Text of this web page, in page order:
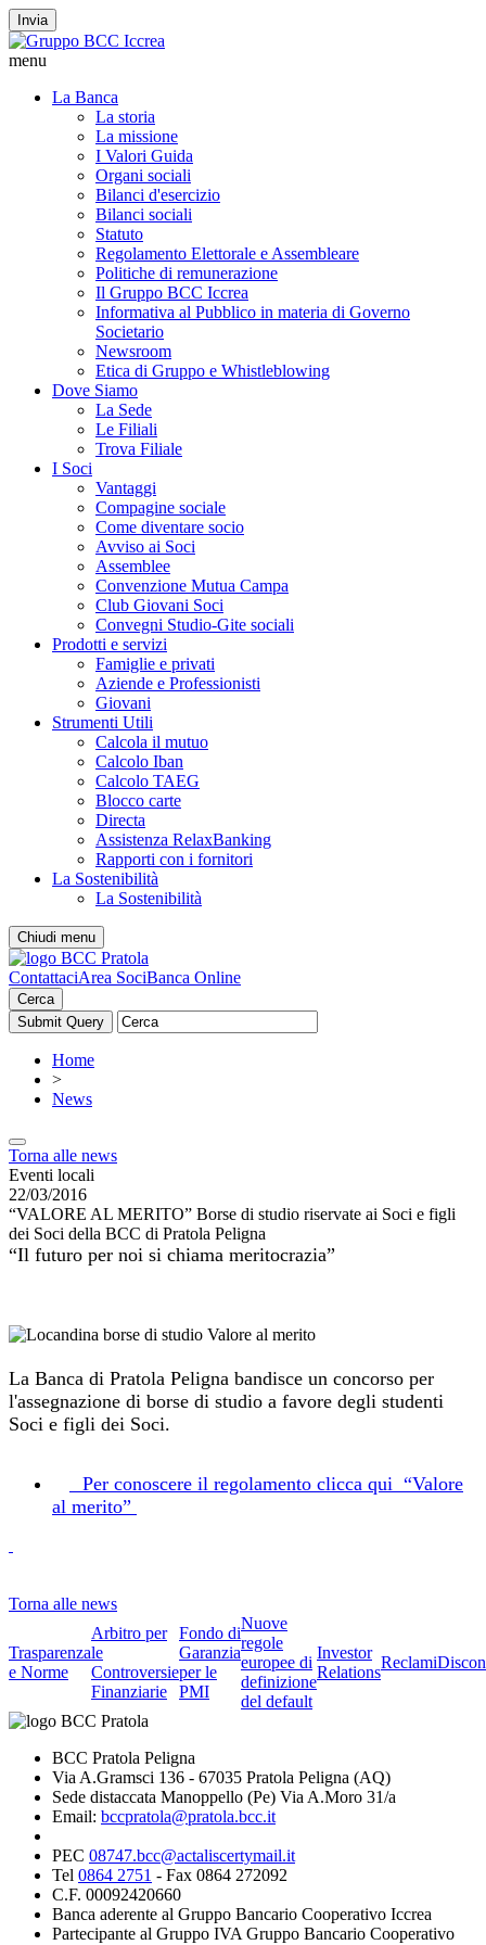
Invia
menu
La Banca
La storia
La missione
I Valori Guida
Organi sociali
Bilanci d'esercizio
Bilanci sociali
Statuto
Regolamento Elettorale e Assembleare
Politiche di remunerazione
Il Gruppo BCC Iccrea
Informativa al Pubblico in materia di Governo
Societario
Newsroom
Etica di Gruppo e Whistleblowing
Dove Siamo
La Sede
Le Filiali
Trova Filiale
I Soci
Vantaggi
Compagine sociale
Come diventare socio
Avviso ai Soci
Assemblee
Convenzione Mutua Campa
Club Giovani Soci
Convegni Studio-Gite sociali
Prodotti e servizi
Famiglie e privati
Aziende e Professionisti
Giovani
Strumenti Utili
Calcola il mutuo
Calcolo Iban
Calcolo TAEG
Blocco carte
Directa
Assistenza RelaxBanking
Rapporti con i fornitori
La Sostenibilità
La Sostenibilità
Chiudi menu
ContattaciArea SociBanca Online
Cerca
Home
>
News
Torna alle news
Eventi locali
22/03/2016
“VALORE AL MERITO” Borse di studio riservate ai Soci e figli
dei Soci della BCC di Pratola Peligna
“Il futuro per noi si chiama meritocrazia”
La Banca di Pratola Peligna bandisce un concorso per
l'assegnazione di borse di studio a favore degli studenti
Soci e figli dei Soci.
Per conoscere il regolamento clicca qui “Valore
al merito”
Torna alle news
Trasparenza
e Norme
Arbitro per
le
Controversie
Finanziarie
Fondo di
Garanzia
per le
PMI
Nuove
regole
europee di
definizione
del default
Investor
Relations
Reclami
BCC Pratola Peligna
Via A.Gramsci 136 - 67035 Pratola Peligna (AQ)
Sede distaccata Manoppello (Pe) Via A.Moro 31/a
Email: bccpratola@pratola.bcc.it
PEC 08747.bcc@actaliscertymail.it
Tel 0864 2751 - Fax 0864 272092
C.F. 00092420660
Banca aderente al Gruppo Bancario Cooperativo Iccrea
Partecipante al Gruppo IVA Gruppo Bancario Cooperativo